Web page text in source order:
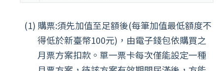
購票:須先加值至足額後(每筆加值最低額度不
得低於新臺幣100元)，由電子錢包依購買之
月票方案扣款。單一票卡每次僅能設定一種